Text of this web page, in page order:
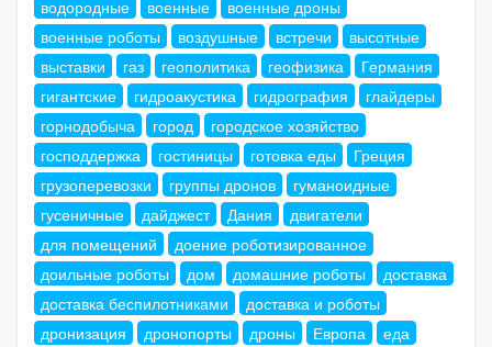
водородные
военные
военные дроны
военные роботы
воздушные встречи
высотные
выставки
газ геополитика геофизика
Германия
гигантские
гидроакустика гидрография
глайдеры
горнодобыча
город
городское хозяйство
господдержка
гостиницы готовка еды
Греция
грузоперевозки
группы дронов
гуманоидные
гусеничные
дайджест Дания
двигатели
для помещений
доение роботизированное
доильные роботы
дом домашние роботы
доставка
доставка беспилотниками
доставка и роботы
дронизация
дронопорты дроны Европа
еда